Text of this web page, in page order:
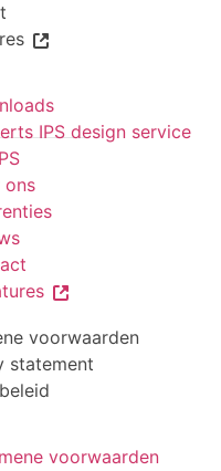
IPS design service
ons
voorwaarden
statement
voorwaarden